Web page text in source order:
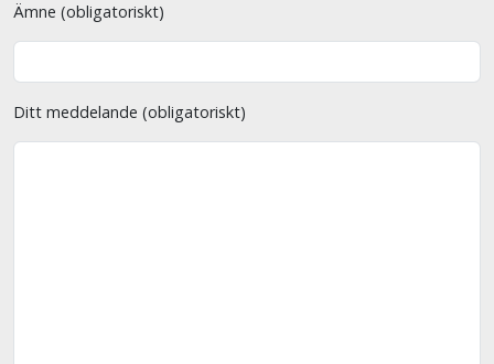
Ämne (obligatoriskt)
Ditt meddelande (obligatoriskt)